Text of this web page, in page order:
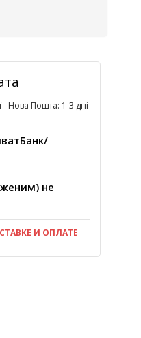
- Нова Пошта: 1-3 дні
не
И ОПЛАТЕ